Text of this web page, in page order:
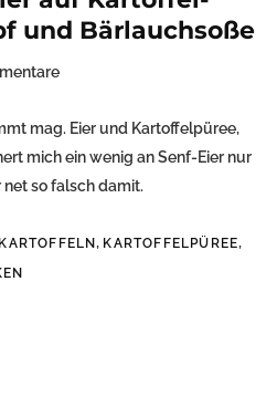
und Bärlauchsoße
mag. Eier und Kartoffelpüree,
mich ein wenig an Senf-Eier nur
so falsch damit.
KARTOFFELN, KARTOFFELPÜREE,